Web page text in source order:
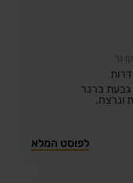
נר
ברנר
ונרצח.
לפוסט המלא